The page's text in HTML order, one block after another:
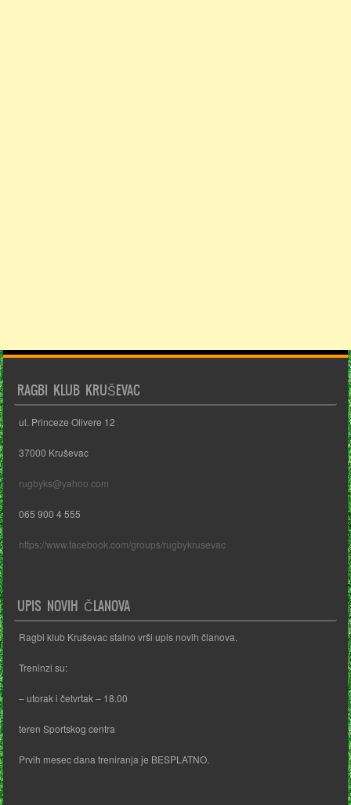
RAGBI KLUB KRUŠEVAC
ul. Princeze Olivere 12
37000 Kruševac
rugbyks@yahoo.com
065 900 4 555
https://www.facebook.com/groups/rugbykrusevac
UPIS NOVIH ČLANOVA
Ragbi klub Kruševac stalno vrši upis novih članova.
Treninzi su:
– utorak i četvrtak – 18.00
teren Sportskog centra
Prvih mesec dana treniranja je BESPLATNO.